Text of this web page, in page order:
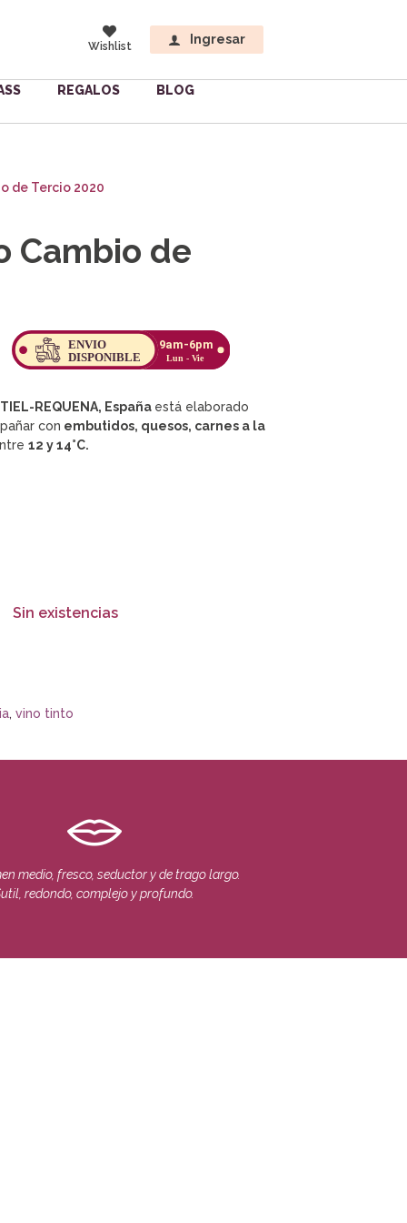
Wishlist Ingresar
REGALOS
BLOG
de Tercio 2020
Cambio de
REQUENA, España está elaborado
con embutidos, quesos, carnes a la
12 y 14°C.
Sin existencias
, vino tinto
medio, fresco, seductor y de trago largo.
redondo, complejo y profundo.